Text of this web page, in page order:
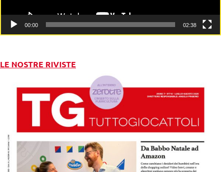
00:00 02:38
LE NOSTRE RIVISTE